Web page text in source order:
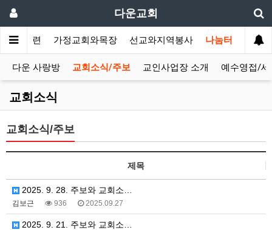
다운교회
씀과훈련 가정교회와목장 선교와지역봉사 나눔터
다운 사랑방 교회소식/주보 교인사업장 소개 예수영접/
교회소식
교회소식/주보
제목
2025. 9. 28. 주보와 교회소…
김보근 936 2025.09.27
2025. 9. 21. 주보와 교회소…